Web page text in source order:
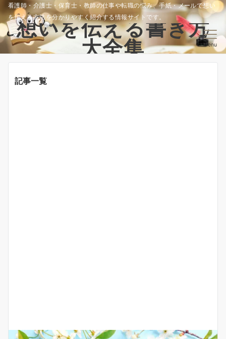
看護師・介護士・保育士・教師の仕事や転職の悩み、手紙・メールで想い
を伝える方法を分かりやすく紹介する情報サイトです。
想いを伝える書き方
大全集
Menu
記事一覧